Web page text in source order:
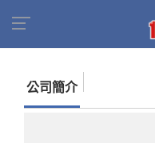
公司簡介